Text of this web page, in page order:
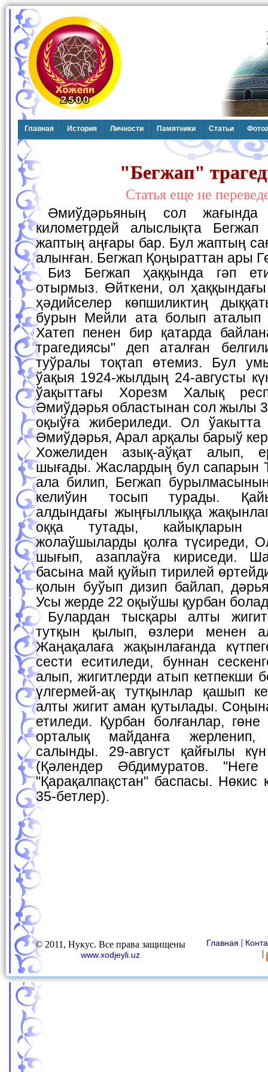
Главная История Личности Памятники Статьи
"Бегжап"
Статья еще не
Әмиўдәрьяның сол жағында Қарабайлыдан 5
километрдей алыслықта
жаптың аңғары бар. Бул жаптың
алынған. Бегжап Қоңыраттан ары
Биз Бегжап ҳаққында гәп етиўди мақул көрип
отырмыз. Өйткени, ол
ҳәдийселер көпшиликтиң
бурын Мейли ата болып аталып
Хатеп пенен бир қатарда
трагедиясы" деп аталған
туўралы тоқтап өтемиз. Бул
ўақыя 1924-жылдың 24-августы
ўақыттағы Хорезм Халық
Әмиўдәрья областынан сол жылы
оқыўға жибериледи. Ол
Әмиўдәрья, Арал арқалы барыў
Хожелиден азық-аўқат алып,
шығады. Жаслардың бул сапарын
ала билип, Бегжап
келиўин тосып турады.
алдындағы жыңғыллыққа
оққа тутады, кайықларын
жолаўшыларды қолға түсиреди,
шығып, азаплаўға кириседи.
басына май қуйып тирилей
қолын буўып дизип байлап,
Усы жерде 22 оқыўшы қурбан
Булардан тысқары алты жигит ҳәм төрт қызды
тутқын қылып, өзлери менен
Жаңақалаға жақынлағанда
сести еситиледи, буннан
алып, жигитлерди атып кетпекши
үлгермей-ақ тутқынлар қашып
алты жигит аман қутылады.
етиледи. Қурбан болғанлар,
орталық майданға жерленип,
салынды. 29-август қайғылы
(Қәлендер Әбдимуратов. "Неге
"Қарақалпақстан" баспасы.
35-бетлер).
© 2011, Нукус. Все права защищены
www.xodjeyli.uz
Главная |
|